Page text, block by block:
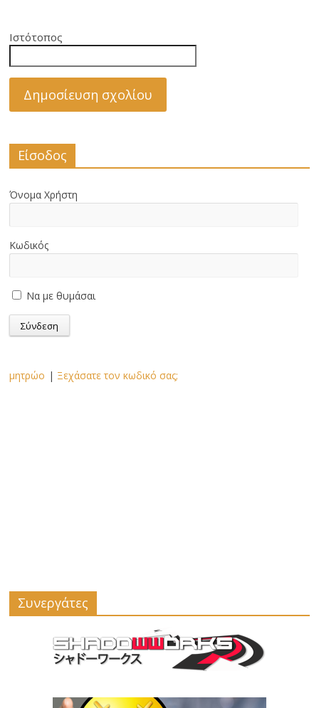
Ιστότοπος
Είσοδος
Όνομα Χρήστη
Κωδικός
Να με θυμάσαι
μητρώο | Ξεχάσατε τον κωδικό σας;
Συνεργάτες